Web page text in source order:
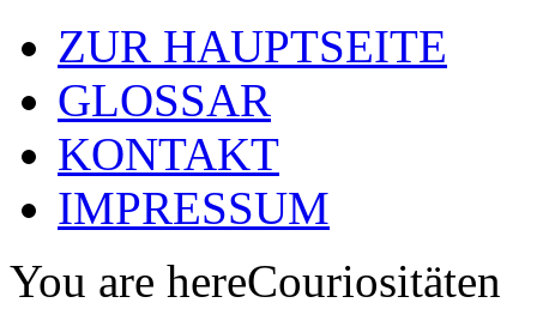
ZUR HAUPTSEITE
GLOSSAR
KONTAKT
IMPRESSUM
You are hereCouriositäten